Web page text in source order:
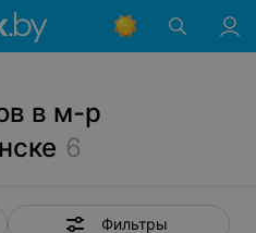
в м-р
6
Фильтры